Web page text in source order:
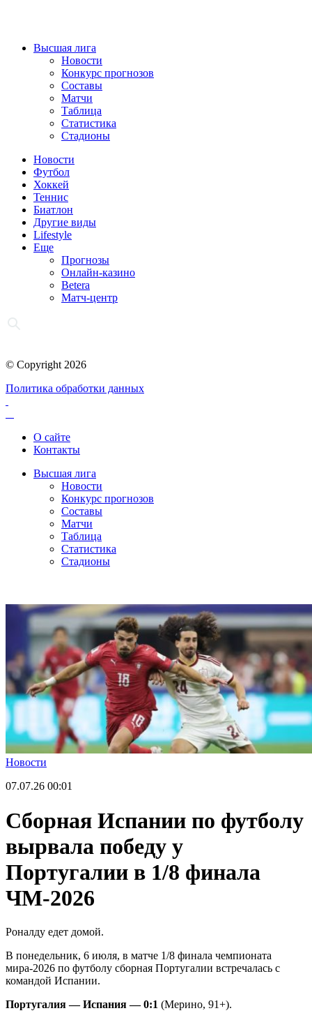
Высшая лига
Новости
Конкурс прогнозов
Составы
Матчи
Таблица
Статистика
Стадионы
Новости
Футбол
Хоккей
Теннис
Биатлон
Другие виды
Lifestyle
Еще
Прогнозы
Онлайн-казино
Betera
Матч-центр
© Copyright 2026
Политика обработки данных
О сайте
Контакты
Высшая лига
Новости
Конкурс прогнозов
Составы
Матчи
Таблица
Статистика
Стадионы
Новости
07.07.26 00:01
Сборная Испании по футболу
вырвала победу у
Португалии в 1/8 финала
ЧМ-2026
Роналду едет домой.
В понедельник, 6 июля, в матче 1/8 финала чемпионата
мира-2026 по футболу сборная Португалии встречалась с
командой Испании.
Португалия — Испания — 0:1 (Мерино, 91+).